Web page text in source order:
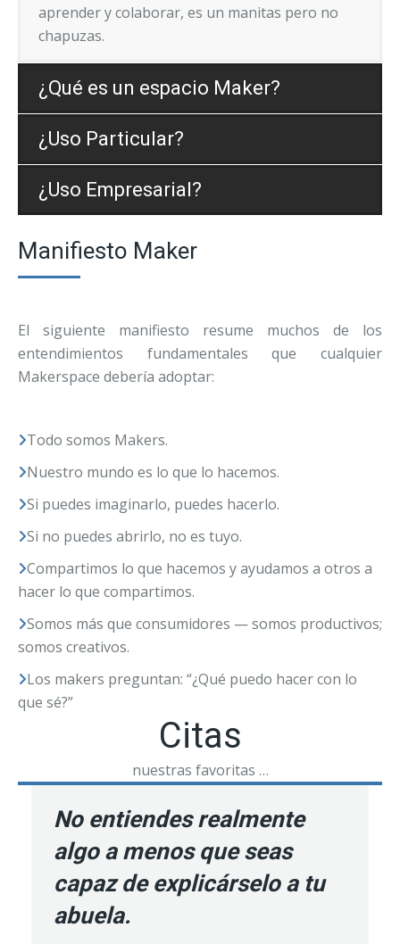
aprender y colaborar, es un manitas pero no
chapuzas.
¿Qué es un espacio Maker?
¿Uso Particular?
¿Uso Empresarial?
Manifiesto Maker
El siguiente manifiesto resume muchos de los
entendimientos fundamentales que cualquier
Makerspace debería adoptar:
Todo somos Makers.
Nuestro mundo es lo que lo hacemos.
Si puedes imaginarlo, puedes hacerlo.
Si no puedes abrirlo, no es tuyo.
Compartimos lo que hacemos y ayudamos a otros a
hacer lo que compartimos.
Somos más que consumidores — somos productivos;
somos creativos.
Los makers preguntan: “¿Qué puedo hacer con lo
que sé?”
Citas
nuestras favoritas …
No entiendes realmente
algo a menos que seas
capaz de explicárselo a tu
abuela.